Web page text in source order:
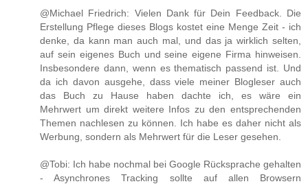
@Michael Friedrich: Vielen Dank für Dein Feedback. Die
Erstellung Pflege dieses Blogs kostet eine Menge Zeit - ich
denke, da kann man auch mal, und das ja wirklich selten,
auf sein eigenes Buch und seine eigene Firma hinweisen.
Insbesondere dann, wenn es thematisch passend ist. Und
da ich davon ausgehe, dass viele meiner Blogleser auch
das Buch zu Hause haben dachte ich, es wäre ein
Mehrwert um direkt weitere Infos zu den entsprechenden
Themen nachlesen zu können. Ich habe es daher nicht als
Werbung, sondern als Mehrwert für die Leser gesehen.
@Tobi: Ich habe nochmal bei Google Rücksprache gehalten
- Asynchrones Tracking sollte auf allen Browsern